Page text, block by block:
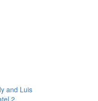
and Luis
2